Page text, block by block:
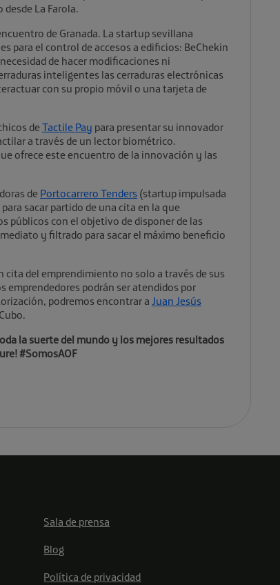
La Farola.
de Granada. La startup sevillana
para el control de accesos a edificios: BeChekin
de hacer modificaciones ni
inteligentes las cerraduras electrónicas
con su propio móvil o una tarjeta de
deTactile Pay para presentar su innovador
a través de un lector biométrico.
ofrece este encuentro de la innovación y las
de Portocarrero Tenders (startup impulsada
sacar partido de una cita en la que
públicos con el objetivo de disponer de las
y filtrado para sacar el máximo beneficio
cita del emprendimiento no solo a través de sus
emprendedores podrán ser atendidos por
podremos encontrar a Juan Jesús
la suerte del mundo y los mejores resultados
#SomosAOF
Sala de prensa
Blog
Política de privacidad